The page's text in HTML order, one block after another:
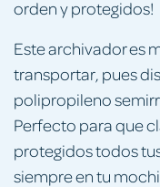
orden y protegidos!
Este archivador es
transportar, pues
polipropileno
Perfecto para que
protegidos todos
siempre en tu